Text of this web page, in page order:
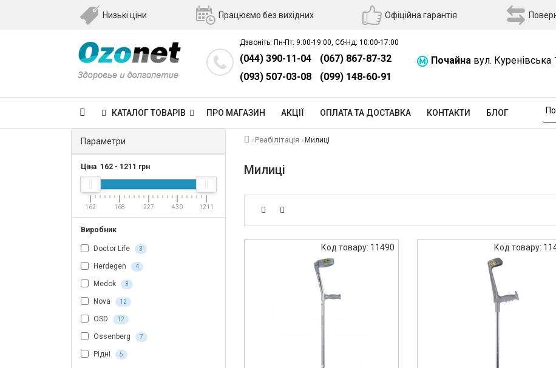
Низькі ціни Працюємо без вихідних Офіційна гарантія
Дзвоніть: Пн-Пт: 9:00-19:00, Сб-Нд: 10:00-17:00
(044) 390-11-04
(067) 867-87-32
(093) 507-03-08
(099) 148-60-91
Почайна вул. Куренівська
КАТАЛОГ ТОВАРІВ ПРО МАГАЗИН АКЦІЇ ОПЛАТА ТА ДОСТАВКА КОНТАКТИ БЛОГ
Параметри
Ціна 162 - 1211 грн
162 168 227 430 1211
Виробник
Doctor Life 3
Herdegen 4
Medok 3
Nova 12
OSD 12
Ossenberg 7
Рідні 5
Реабілітація Милиці
Милиці
Код товару: 11490 Код товару: